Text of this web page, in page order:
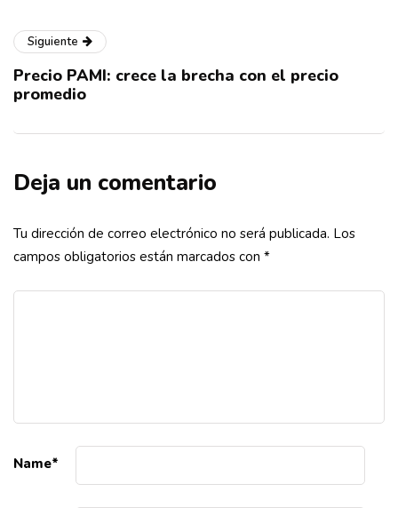
Siguiente
Precio PAMI: crece la brecha con el precio
promedio
Deja un comentario
Tu dirección de correo electrónico no será publicada. Los
campos obligatorios están marcados con *
Name*